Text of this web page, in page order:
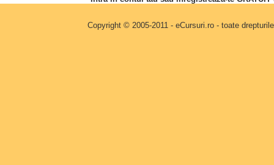
Copyright © 2005-2011 - eCursuri.ro - toate